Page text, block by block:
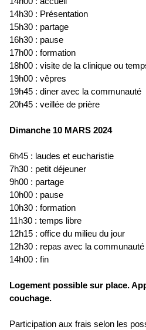
14h30 : Présentation
15h30 : partage
16h30 : pause
17h00 : formation
18h00 : visite de la clinique ou
19h00 : vêpres
19h45 : diner avec la communauté
20h45 : veillée de prière
Dimanche 10 MARS 2024
6h45 : laudes et eucharistie
7h30 : petit déjeuner
9h00 : partage
10h00 : pause
10h30 : formation
11h30 : temps libre
12h15 : office du milieu du jour
12h30 : repas avec la communauté
14h00 : fin
Logement possible sur place.
couchage.
Participation aux frais selon les